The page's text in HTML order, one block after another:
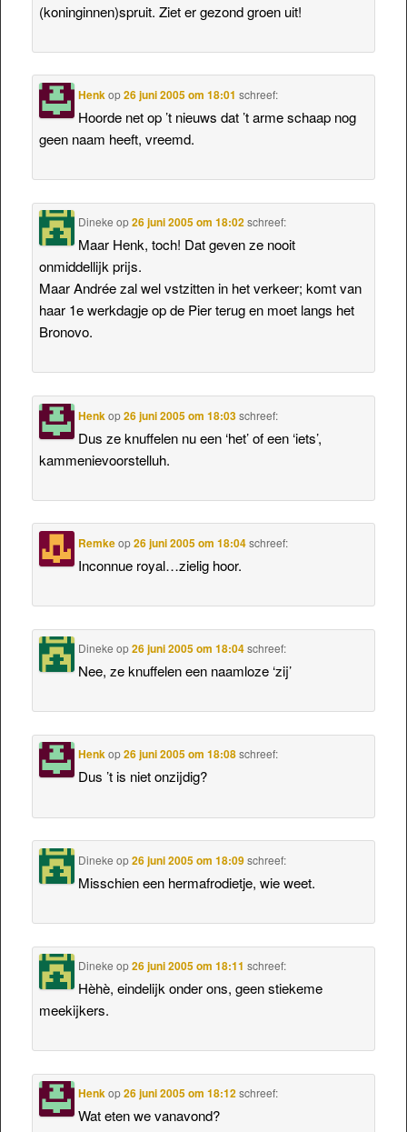
(koninginnen)spruit. Ziet er gezond groen uit!
Henkop26 juni 2005 om 18:01 schreef:
Hoorde net op ’t nieuws dat ’t arme schaap nog
geen naam heeft, vreemd.
Dineke op26 juni 2005 om 18:02 schreef:
Maar Henk, toch! Dat geven ze nooit
onmiddellijk prijs.
Maar Andrée zal wel vstzitten in het verkeer; komt van
haar 1e werkdagje op de Pier terug en moet langs het
Bronovo.
Henkop26 juni 2005 om 18:03 schreef:
Dus ze knuffelen nu een ‘het’ of een ‘iets’,
kammenievoorstelluh.
Remkeop26 juni 2005 om 18:04 schreef:
Inconnue royal…zielig hoor.
Dineke op26 juni 2005 om 18:04 schreef:
Nee, ze knuffelen een naamloze ‘zij’
Henkop26 juni 2005 om 18:08 schreef:
Dus ’t is niet onzijdig?
Dineke op26 juni 2005 om 18:09 schreef:
Misschien een hermafrodietje, wie weet.
Dineke op26 juni 2005 om 18:11 schreef:
Hèhè, eindelijk onder ons, geen stiekeme
meekijkers.
Henkop26 juni 2005 om 18:12 schreef:
Wat eten we vanavond?